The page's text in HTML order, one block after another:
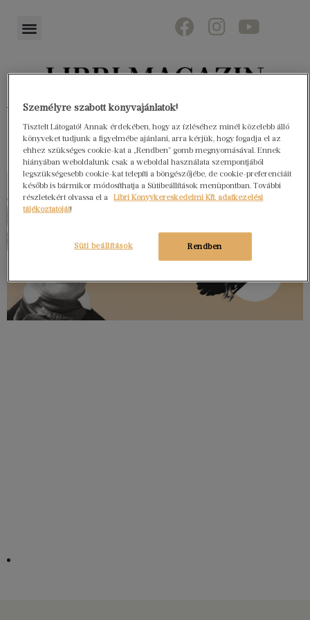
Könyvektől az olvasókig
Személyre szabott könyvajánlatok!
Tisztelt Látogató! Annak érdekében, hogy az ízléséhez minél közelebb álló
könyveket tudjunk a figyelmébe ajánlani, arra kérjük, hogy fogadja el az
ehhez szükséges cookie-kat a „Rendben” gomb megnyomásával. Ennek
hiányában weboldalunk csak a weboldal használata szempontjából
legszükségesebb cookie-kat telepíti a böngészőjébe, de cookie-preferenciáit
később is bármikor módosíthatja a Sütibeállítások menüpontban. További
részletekért olvassa el a
Libri Könyvkereskedelmi Kft. adatkezelési
tájékoztatóját!
Rendben
Süti beállítások